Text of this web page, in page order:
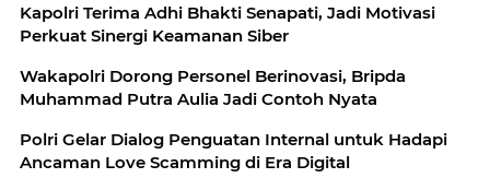
Kapolri Terima Adhi Bhakti Senapati, Jadi Motivasi
Perkuat Sinergi Keamanan Siber
Wakapolri Dorong Personel Berinovasi, Bripda
Muhammad Putra Aulia Jadi Contoh Nyata
Polri Gelar Dialog Penguatan Internal untuk Hadapi
Ancaman Love Scamming di Era Digital